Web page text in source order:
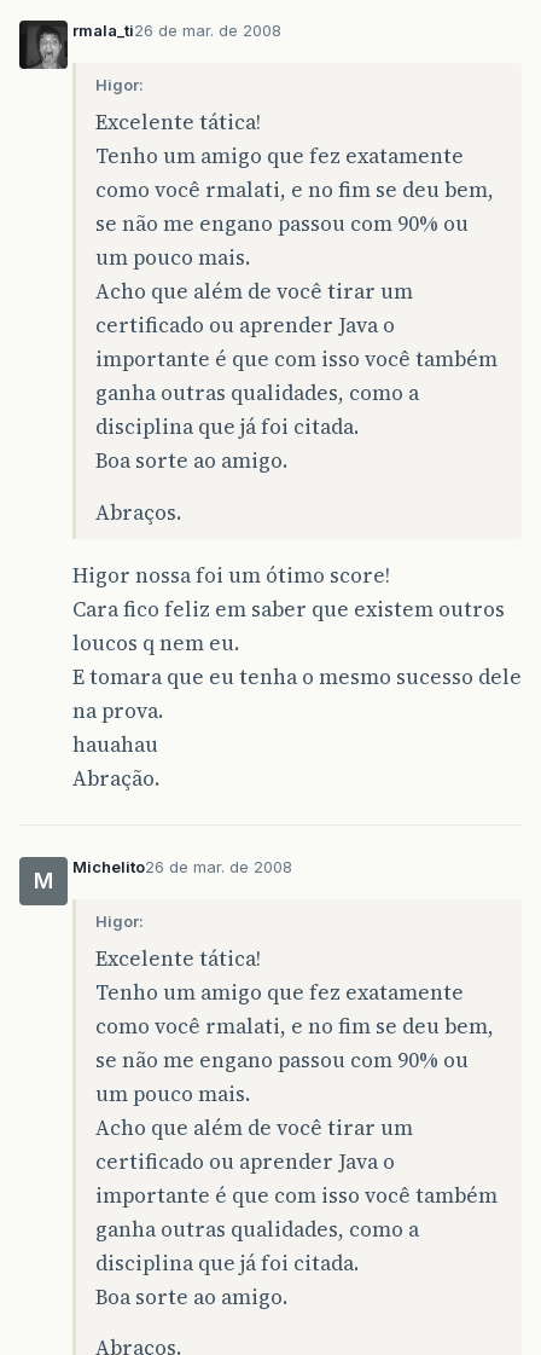
rmala_ti26 de mar. de 2008
Higor:
Excelente tática!
Tenho um amigo que fez exatamente
como você rmalati, e no fim se deu bem,
se não me engano passou com 90% ou
um pouco mais.
Acho que além de você tirar um
certificado ou aprender Java o
importante é que com isso você também
ganha outras qualidades, como a
disciplina que já foi citada.
Boa sorte ao amigo.
Abraços.
Higor nossa foi um ótimo score!
Cara fico feliz em saber que existem outros
loucos q nem eu.
E tomara que eu tenha o mesmo sucesso dele
na prova.
hauahau
Abração.
M
Michelito26 de mar. de 2008
Higor:
Excelente tática!
Tenho um amigo que fez exatamente
como você rmalati, e no fim se deu bem,
se não me engano passou com 90% ou
um pouco mais.
Acho que além de você tirar um
certificado ou aprender Java o
importante é que com isso você também
ganha outras qualidades, como a
disciplina que já foi citada.
Boa sorte ao amigo.
Abraços.